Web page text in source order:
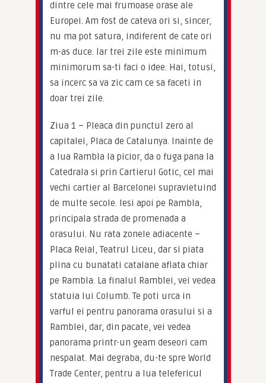
dintre cele mai frumoase orase ale
Europei. Am fost de cateva ori si, sincer,
nu ma pot satura, indiferent de cate ori
m-as duce. Iar trei zile este minimum
minimorum sa-ti faci o idee. Hai, totusi,
sa incerc sa va zic cam ce sa faceti in
doar trei zile.
Ziua 1 – Pleaca din punctul zero al
capitalei, Placa de Catalunya. Inainte de
a lua Rambla la picior, da o fuga pana la
Catedrala si prin Cartierul Gotic, cel mai
vechi cartier al Barcelonei supravietuind
de multe secole. Iesi apoi pe Rambla,
principala strada de promenada a
orasului. Nu rata zonele adiacente –
Placa Reial, Teatrul Liceu, dar si piata
plina cu bunatati catalane aflata chiar
pe Rambla. La finalul Ramblei, vei vedea
statuia lui Columb. Te poti urca in
varful ei pentru panorama orasului si a
Ramblei, dar, din pacate, vei vedea
panorama printr-un geam deseori cam
nespalat. Mai degraba, du-te spre World
Trade Center, pentru a lua telefericul